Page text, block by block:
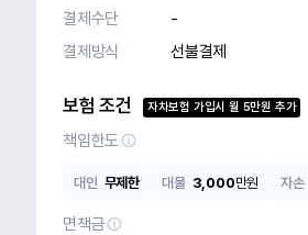
결제수단
-
결제방식
선불결제
보험 조건 자차보험 가입시월 5만원 추가
책임한도
대인 무제한 대물 3,000만원 자손
면책금